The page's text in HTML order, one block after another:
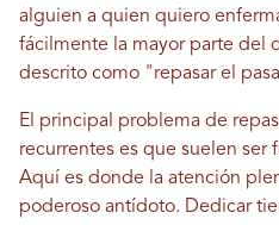
alguien a quien quiero
fácilmente la mayor parte del
descrito como "repasar el
El principal problema de
recurrentes es que suelen ser
Aquí es donde la atención
poderoso antídoto. Dedicar